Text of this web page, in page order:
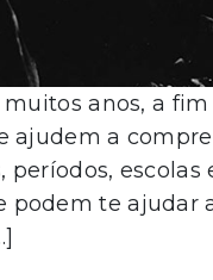
anos, a
ajudem a
escolas
podem te ajudar